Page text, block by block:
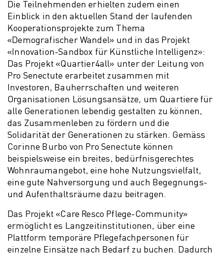
Die Teilnehmenden erhielten zudem einen
Einblick in den aktuellen Stand der laufenden
Kooperationsprojekte zum Thema
«Demografischer Wandel» und in das Projekt
«Innovation-Sandbox für Künstliche Intelligenz»:
Das Projekt «Quartier4all» unter der Leitung von
Pro Senectute erarbeitet zusammen mit
Investoren, Bauherrschaften und weiteren
Organisationen Lösungsansätze, um Quartiere für
alle Generationen lebendig gestalten zu können,
das Zusammenleben zu fördern und die
Solidarität der Generationen zu stärken. Gemäss
Corinne Burbo von Pro Senectute können
beispielsweise ein breites, bedürfnisgerechtes
Wohnraumangebot, eine hohe Nutzungsvielfalt,
eine gute Nahversorgung und auch Begegnungs-
und Aufenthaltsräume dazu beitragen.
Das Projekt «Care Resco Pflege-Community»
ermöglicht es Langzeitinstitutionen, über eine
Plattform temporäre Pflegefachpersonen für
einzelne Einsätze nach Bedarf zu buchen. Dadurch